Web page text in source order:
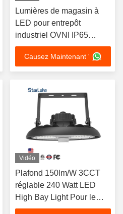
Lumières de magasin à
LED pour entrepôt
industriel OVNI IP65
Dimmable LED High Bay
Light
Causez Maintenant '
Vidéo
Plafond 150lm/W 3CCT
réglable 240 Watt LED
High Bay Light Pour le
garage